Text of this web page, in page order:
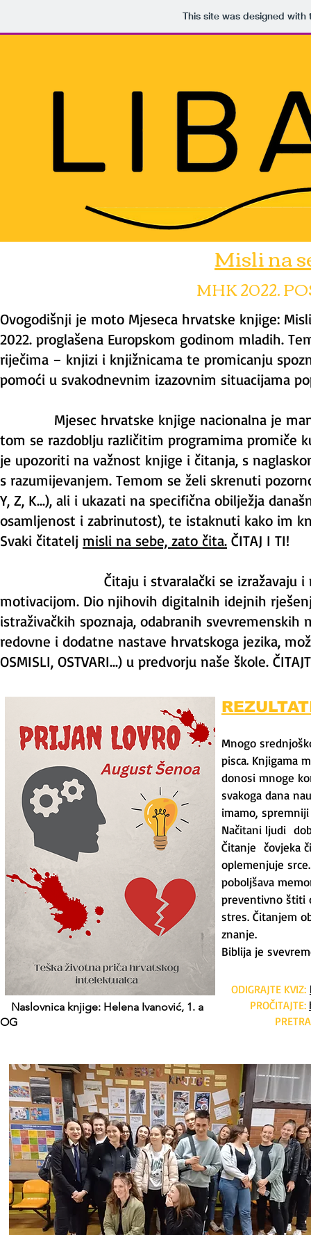
This site was designed with
Misli na
MHK 2022.
Ovogodišnji je moto Mjeseca hrvatske knjige:
2022. proglašena Europskom godinom mladih.
riječima – knjizi i knjižnicama te promicanju
pomoći u svakodnevnim izazovnim situacijama
Mjesec hrvatske knjige nacionalna je
tom se razdoblju različitim programima promiče
je upozoriti na važnost knjige i čitanja, s
s razumijevanjem. Temom se želi skrenuti
Y, Z, K...), ali i ukazati na specifična obilježja
osamljenost i zabrinutost), te istaknuti kako im
Svaki čitatelj misli na sebe, zato čita. ČITAJ I TI!
Čitaju i stvaralački se izražavaju i naši
motivacijom. Dio njihovih digitalnih idejnih
istraživačkih spoznaja, odabranih
redovne i dodatne nastave hrvatskoga jezika,
OSMISLI, OSTVARI...) u predvorju naše škole.
Mnogo
pisca. Knjigama
donosi mnoge
svakoga dana
imamo,
Načitani ljudi
Čitanje čovjeka
oplemenjuje
poboljšava
preventivno štiti
stres. Čitanjem
znanje.
Biblija je
Naslovnica knjige: Helena Ivanović, 1. a
OG
ODIGRAJTE KVIZ:
PROČITAJTE: